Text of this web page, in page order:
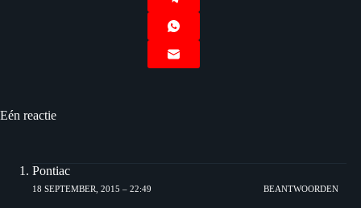
Eén reactie
Pontiac
18 SEPTEMBER, 2015 – 22:49 BEANTWOORDEN